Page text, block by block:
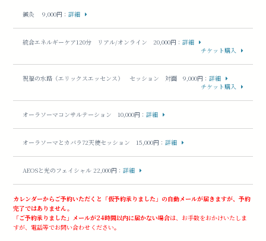
鍼灸 9,000円 ：詳細
統合エネルギーケア120分 リアル/オンライン 20,000円 ：詳細
チケット購入
祝福の水路（エリックスエッセンス） セッション 対面 9,000円 ：詳細
チケット購入
オーラソーマコンサルテーション 10,000円 ：詳細
オーラソーマとカバラ72天使セッション 15,000円 ：詳細
AEOSと光のフェイシャル 22,000円 ：詳細
カレンダーからご予約いただくと「仮予約承りました」の自動メールが届きますが、予約
完了ではありません。
「ご予約承りました」メールが24時間以内に届かない場合は、お手数をおかけいたしま
すが、電話等でお問い合わせください。